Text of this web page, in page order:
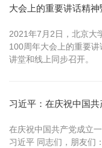
大会上的重要讲话精神
​2021年7月2日，北京大
100周年大会上的重要讲
讲堂和线上同步召开。
习近平：在庆祝中国
在庆祝中国共产党成立
习近平 同志们，朋友们